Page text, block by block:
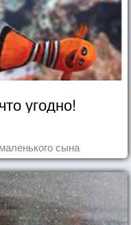
угодно!
сына